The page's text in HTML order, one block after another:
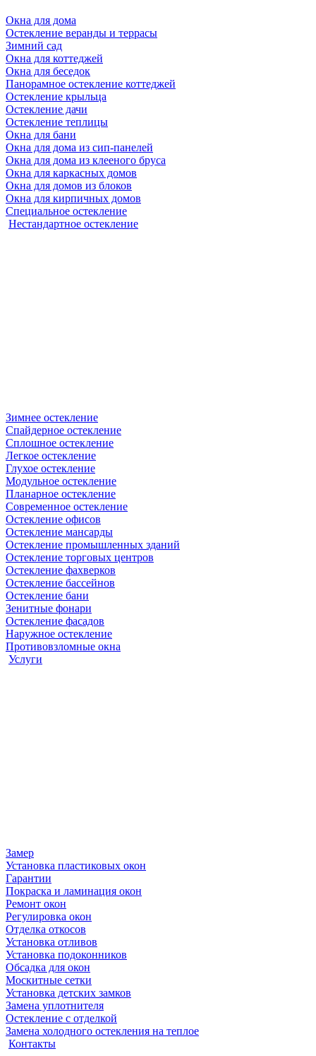
Окна для дома
Остекление веранды и террасы
Зимний сад
Окна для коттеджей
Окна для беседок
Панорамное остекление коттеджей
Остекление крыльца
Остекление дачи
Остекление теплицы
Окна для бани
Окна для дома из сип-панелей
Окна для дома из клееного бруса
Окна для каркасных домов
Окна для домов из блоков
Окна для кирпичных домов
Специальное остекление
Нестандартное остекление
Зимнее остекление
Спайдерное остекление
Сплошное остекление
Легкое остекление
Глухое остекление
Модульное остекление
Планарное остекление
Современное остекление
Остекление офисов
Остекление мансарды
Остекление промышленных зданий
Остекление торговых центров
Остекление фахверков
Остекление бассейнов
Остекление бани
Зенитные фонари
Остекление фасадов
Наружное остекление
Противовзломные окна
Услуги
Замер
Установка пластиковых окон
Гарантии
Покраска и ламинация окон
Ремонт окон
Регулировка окон
Отделка откосов
Установка отливов
Установка подоконников
Обсадка для окон
Москитные сетки
Установка детских замков
Замена уплотнителя
Остекление с отделкой
Замена холодного остекления на теплое
Контакты